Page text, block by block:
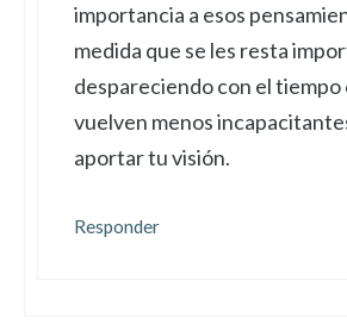
importancia a esos
medida que se les resta
despareciendo con el tiempo
vuelven menos
aportar tu visión.
Responder